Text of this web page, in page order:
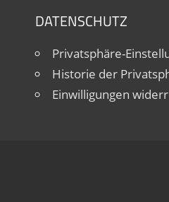
DATENSCHUTZ
Privatsphäre-
Historie der
Einwilligungen